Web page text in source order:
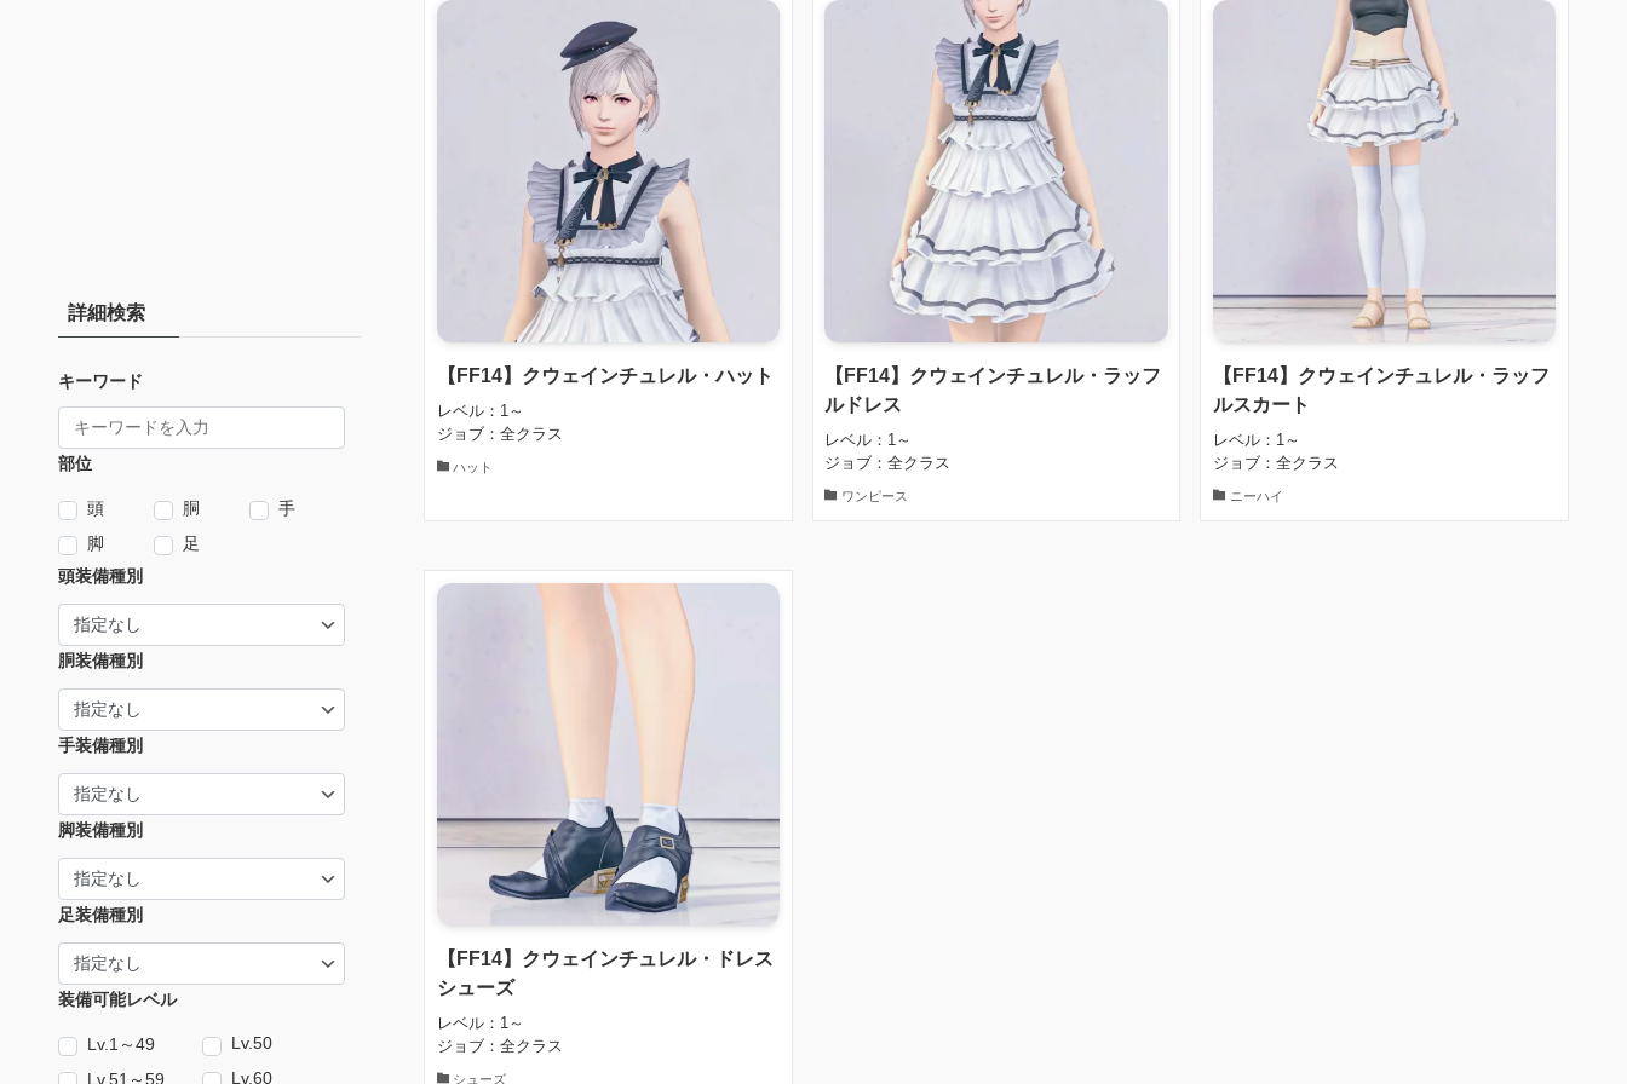
【FF14】クウェインチュレル・ハット
レベル：1～
ジョブ：全クラス
ハット
【FF14】クウェインチュレル・ラッフ
ルドレス
レベル：1～
ジョブ：全クラス
ワンピース
【FF14】クウェインチュレル・ラッフ
ルスカート
レベル：1～
ジョブ：全クラス
ニーハイ
【FF14】クウェインチュレル・ドレス
シューズ
レベル：1～
ジョブ：全クラス
シューズ
詳細検索
キーワード
部位
頭 胴
手
脚
足
頭装備種別
胴装備種別
手装備種別
脚装備種別
足装備種別
装備可能レベル
Lv.1～49
Lv.50
Lv.51～59
Lv.60